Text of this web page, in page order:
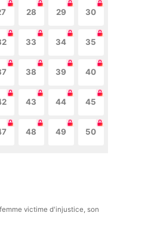
28 29 30
33 34 35
38 39 40
43 44 45
48 49 50
victime d'injustice, son